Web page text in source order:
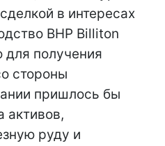
в интересах
BHP Billiton
для получения
стороны
пришлось бы
активов,
руду и